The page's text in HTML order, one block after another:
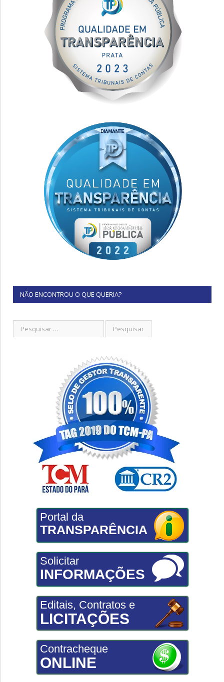
NÃO ENCONTROU O QUE QUERIA?
Portal da
TRANSPARÊNCIA
Solicitar
INFORMAÇÕES
Editais, Contratos e
LICITAÇÕES
Contracheque
ONLINE